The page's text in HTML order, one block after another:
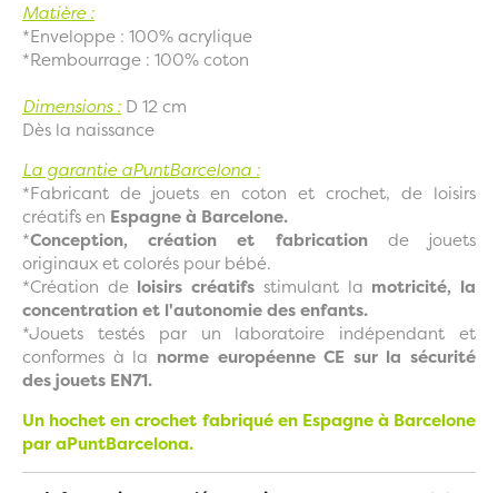
Matière :
*Enveloppe : 100% acrylique
*Rembourrage : 100% coton
Dimensions : D 12 cm
Dès la naissance
La garantie aPuntBarcelona :
*Fabricant de jouets en coton et crochet, de loisirs
créatifs en Espagne à Barcelone.
*Conception, création et fabricationde jouets
originaux et colorés pour bébé.
*Création de loisirs créatifs stimulant la motricité, la
concentration et l'autonomie des enfants.
*Jouets testés par un laboratoire indépendant et
conformes à la norme européenne CE sur la sécurité
des jouets EN71.
Un hochet en crochet fabriqué en Espagne à Barcelone
paraPuntBarcelona.